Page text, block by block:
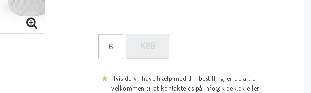
KØB
Hvis du vil have hjælp med din bestilling, er du altid
velkommen til at kontakte os på info@kidek.dk eller